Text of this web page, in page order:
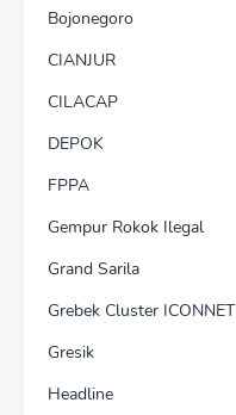
Bojonegoro
CIANJUR
CILACAP
DEPOK
FPPA
Gempur Rokok Ilegal
Grand Sarila
Grebek Cluster ICONNET
Gresik
Headline